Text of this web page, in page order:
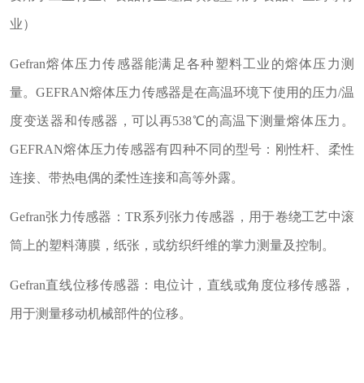
业）
Gefran熔体压力传感器能满足各种塑料工业的熔体压力测
量。GEFRAN熔体压力传感器是在高温环境下使用的压力/温
度变送器和传感器，可以再538℃的高温下测量熔体压力。
GEFRAN熔体压力传感器有四种不同的型号：刚性杆、柔性
连接、带热电偶的柔性连接和高等外露。
Gefran张力传感器：TR系列张力传感器，用于卷绕工艺中滚
筒上的塑料薄膜，纸张，或纺织纤维的掌力测量及控制。
Gefran直线位移传感器：电位计，直线或角度位移传感器，
用于测量移动机械部件的位移。